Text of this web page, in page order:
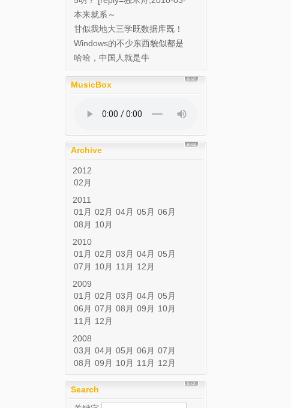
1...
本来就系～
甘似我地大三学既数据库既！
Windows的不少东西貌似都是
在中国研发
哈哈，中国人就是牛
MusicBox
Archive
2012
02月
2011
01月 02月 04月 05月 06月
08月 10月
2010
01月 02月 03月 04月 05月
07月 10月 11月 12月
2009
01月 02月 03月 04月 05月
06月 07月 08月 09月 10月
11月 12月
2008
03月 04月 05月 06月 07月
08月 09月 10月 11月 12月
Search